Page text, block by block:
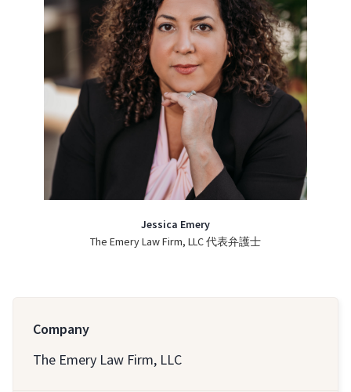
Jessica Emery
The Emery Law Firm, LLC 代表弁護士
Company
The Emery Law Firm, LLC